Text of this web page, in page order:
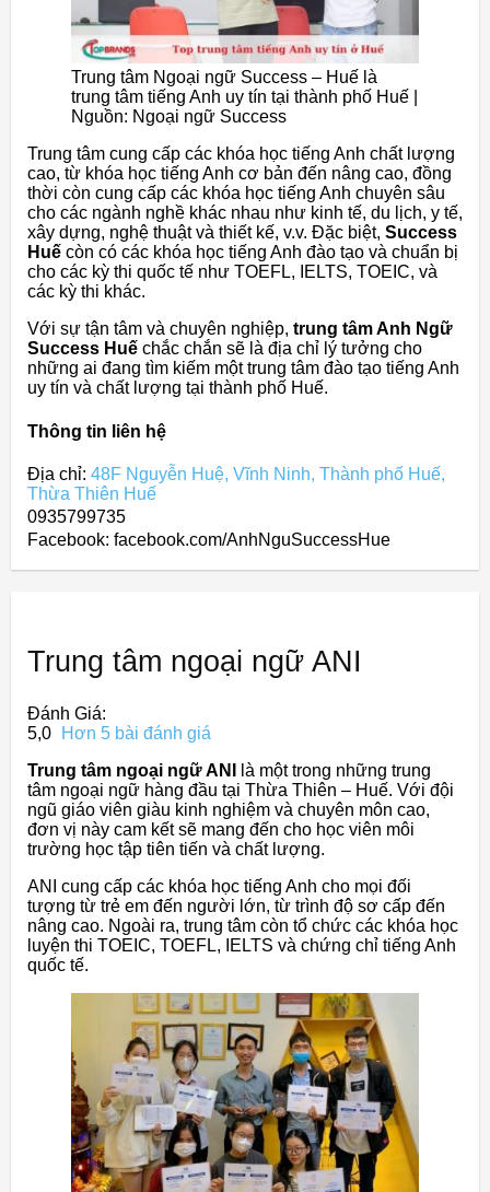
Trung tâm Ngoại ngữ Success – Huế là
trung tâm tiếng Anh uy tín tại thành phố Huế |
Nguồn: Ngoại ngữ Success
Trung tâm cung cấp các khóa học tiếng Anh chất lượng
cao, từ khóa học tiếng Anh cơ bản đến nâng cao, đồng
thời còn cung cấp các khóa học tiếng Anh chuyên sâu
cho các ngành nghề khác nhau như kinh tế, du lịch, y tế,
xây dựng, nghệ thuật và thiết kế, v.v. Đặc biệt, Success
Huế còn có các khóa học tiếng Anh đào tạo và chuẩn bị
cho các kỳ thi quốc tế như TOEFL, IELTS, TOEIC, và
các kỳ thi khác.
Với sự tận tâm và chuyên nghiệp, trung tâm Anh Ngữ
Success Huế chắc chắn sẽ là địa chỉ lý tưởng cho
những ai đang tìm kiếm một trung tâm đào tạo tiếng Anh
uy tín và chất lượng tại thành phố Huế.
Thông tin liên hệ
Địa chỉ: 48F Nguyễn Huệ, Vĩnh Ninh, Thành phố Huế,
Thừa Thiên Huế
0935799735
Facebook: facebook.com/AnhNguSuccessHue
Trung tâm ngoại ngữ ANI
Đánh Giá:
5,0
Hơn 5 bài đánh giá
Trung tâm ngoại ngữ ANI
là một trong những trung
tâm ngoại ngữ hàng đầu tại Thừa Thiên – Huế. Với đội
ngũ giáo viên giàu kinh nghiệm và chuyên môn cao,
đơn vị này cam kết sẽ mang đến cho học viên môi
trường học tập tiên tiến và chất lượng.
ANI cung cấp các khóa học tiếng Anh cho mọi đối
tượng từ trẻ em đến người lớn, từ trình độ sơ cấp đến
nâng cao. Ngoài ra, trung tâm còn tổ chức các khóa học
luyện thi TOEIC, TOEFL, IELTS và chứng chỉ tiếng Anh
quốc tế.